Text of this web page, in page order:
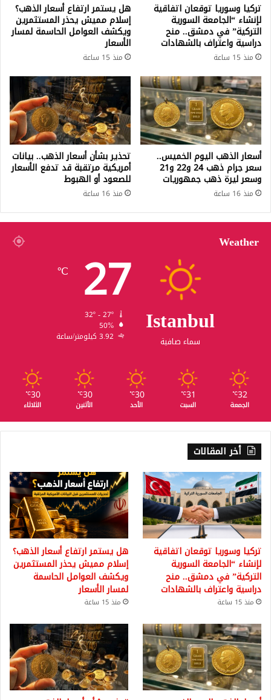
تركيا وسوريا توقعان اتفاقية
لإنشاء “الجامعة السورية
التركية” في دمشق.. منح
دراسية واعتراف بالشهادات
منذ 15 ساعة
هل يستمر ارتفاع أسعار الذهب؟
إسلام مميش يحذر المستثمرين
ويكشف العوامل الحاسمة لمسار
الأسعار
منذ 15 ساعة
أسعار الذهب اليوم الخميس..
سعر جرام ذهب 24 و22 و21
وسعر ليرة ذهب جمهوريات
منذ 16 ساعة
تحذير بشأن أسعار الذهب.. بيانات
أمريكية مرتقبة قد تدفع الأسعار
للصعود أو الهبوط
منذ 16 ساعة
Weather
Istanbul
سماء صافية
27
℃
50%
3.92 كيلومتر/ساعة
32
℃
الجمعة
31
℃
السبت
30
℃
الأحد
30
℃
الأثنين
30
℃
الثلاثاء
أخر المقالات
تركيا وسوريا توقعان اتفاقية
لإنشاء “الجامعة السورية
التركية” في دمشق.. منح
دراسية واعتراف بالشهادات
منذ 15 ساعة
هل يستمر ارتفاع أسعار الذهب؟
إسلام مميش يحذر المستثمرين
ويكشف العوامل الحاسمة
لمسار الأسعار
منذ 15 ساعة